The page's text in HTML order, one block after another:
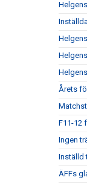
Årets
F11-12
Ingen
Inställd
ÄFFs